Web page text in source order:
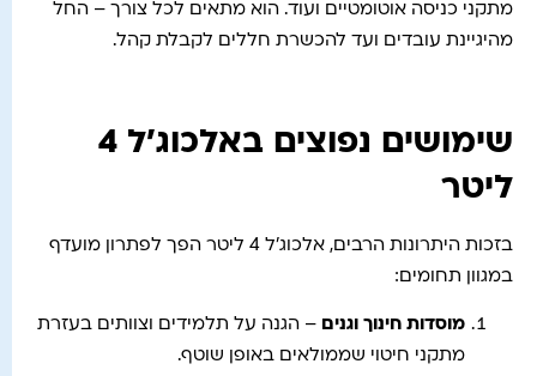
מתקני כניסה אוטומטיים ועוד. הוא מתאים לכל צורך – החל
מהיגיינת עובדים ועד להכשרת חללים לקבלת קהל.
שימושים נפוצים באלכוג'ל 4
ליטר
בזכות היתרונות הרבים, אלכוג'ל 4 ליטר הפך לפתרון מועדף
במגוון תחומים:
מוסדות חינוך וגנים – הגנה על תלמידים וצוותים בעזרת
מתקני חיטוי שממולאים באופן שוטף.